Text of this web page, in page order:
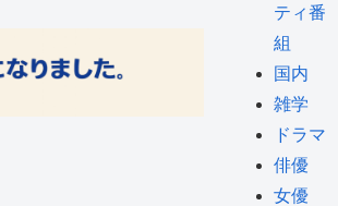
ティ番
組
国内
雑学
ドラマ
俳優
女優